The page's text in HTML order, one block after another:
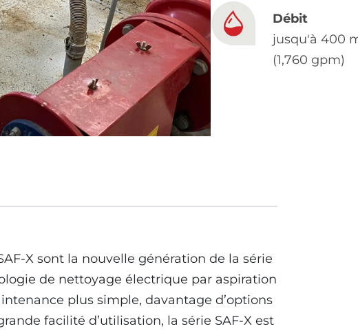
Débit
jusqu'à 400
(1,760 gpm)
X sont la nouvelle génération de la série
de nettoyage électrique par aspiration
plus simple, davantage d’options
facilité d’utilisation, la série SAF-X est